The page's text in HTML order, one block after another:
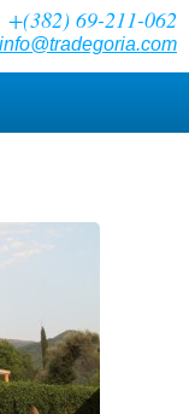
+(382) 69-211-062
info@tradegoria.com